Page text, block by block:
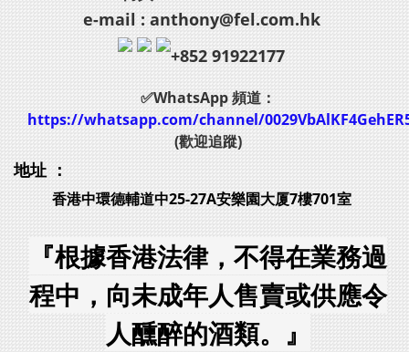
e-mail : anthony@fel.com.hk
+852 91922177
✅WhatsApp 頻道：
https://whatsapp.com/channel/
(歡迎追蹤)
地址 ：
香港中環德輔道中25-27A安樂園大厦7樓701室
『根據香港法律，不得在業務過
程中，向未成年人售賣或供應令
人醺醉的酒類。』